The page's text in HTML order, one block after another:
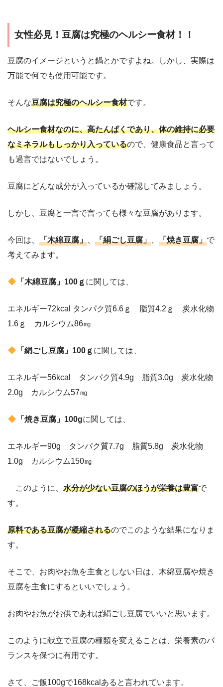
女性必見！豆腐は究極のヘルシー食材！！
豆腐のイメージというと鍋とかですよね。しかし、実際は
万能で何でも使用可能です。
そんな豆腐は究極のヘルシー食材です。
ヘルシー食材なのに、高たんぱくであり、体の維持に必要
なミネラルもしっかり入っているので、健康食品と言って
も過言ではないでしょう。
豆腐にどんな成分が入っているか確認してみましょう。
しかし、豆腐と一言で言っても様々な豆腐があります。
今回は、 「木綿豆腐」 「絹ごし豆腐」 「焼き豆腐」 で
考えてみます。
「木綿豆腐」100ｇ に関しては、
エネルギー72kcal タンパク質6.6ｇ 脂質4.2ｇ 炭水化物
1.6ｇ カルシウム86㎎
「絹ごし豆腐」100ｇ に関しては、
エネルギー56kcal タンパク質4.9g 脂質3.0g 炭水化物
2.0g カルシウム57㎎
「焼き豆腐」100gに関しては、
エネルギー90g タンパク質7.7g 脂質5.8g 炭水化物
1.0g カルシウム150㎎
このように、 水分が少ない豆腐のほうが栄養は豊富で
す。
原料である豆腐が凝縮されるのでこのような結果になりま
す。
そこで、お肉やお魚を主食としない日は、木綿豆腐や焼き
豆腐を主食にするといいでしょう。
お肉やお魚がお供であれば絹ごし豆腐でいいと思います。
このように献立で豆腐の種類を変えることは、栄養素のバ
ランスを保つに有用です。
さて、ご飯100gで168kcalあると言われています。